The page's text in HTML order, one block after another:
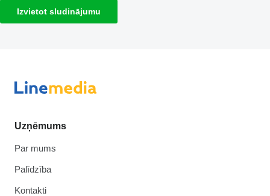
Izvietot sludinājumu
Uzņēmums
Par mums
Palīdzība
Kontakti